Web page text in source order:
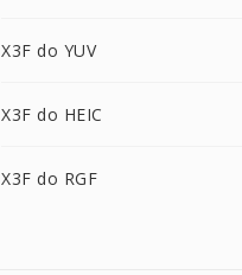
X3F do YUV
X3F do HEIC
X3F do RGF